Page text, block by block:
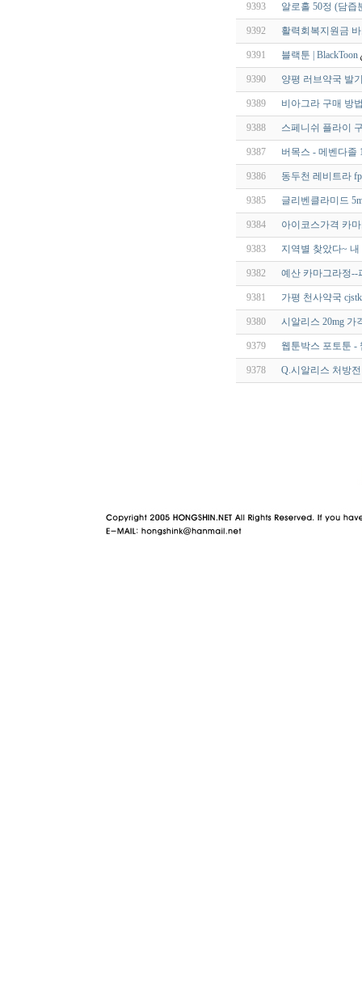
9393 알로홀 50정 (담
9392 활력회복지원금
9391 블랙툰 | BlackToon
9390 양평 러브약국 발
9389 비아그라 구매 방
9388 스페니쉬 플라이
9387 버목스 - 메벤다졸
9386 동두천 레비트라
9385 글리벤클라미드
9384 아이코스가격 카
9383 지역별 찾았다~
9382 예산 카마그라정--
9381 가평 천사약국
9380 시알리스 20mg 가
9379 웹툰박스 포토툰
9378 Q.시알리스 처방